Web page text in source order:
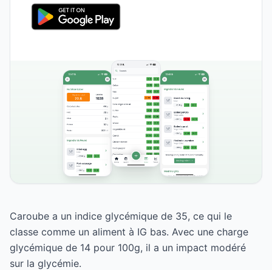
Caroube a un indice glycémique de 35, ce qui le
classe comme un aliment à IG bas. Avec une charge
glycémique de 14 pour 100g, il a un impact modéré
sur la glycémie.